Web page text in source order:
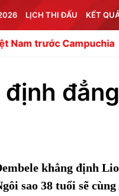
LỊCH THI ĐẤU KẾT
Rashford
khẳng định
sao 38 tuổi sẽ